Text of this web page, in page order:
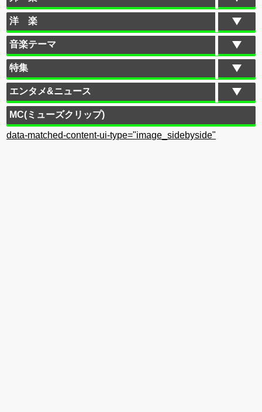
洋 楽
音楽テーマ
特集
エンタメ&ニュース
MC(ミューズクリップ)
data-matched-content-ui-type="image_sidebyside"